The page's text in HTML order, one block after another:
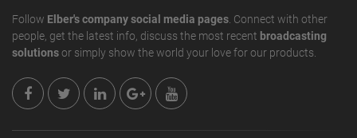
Follow Elber's company social media pages. Connect with other
people, get the latest info, discuss the most recent broadcasting
solutionsor simply show the world your love for our products.